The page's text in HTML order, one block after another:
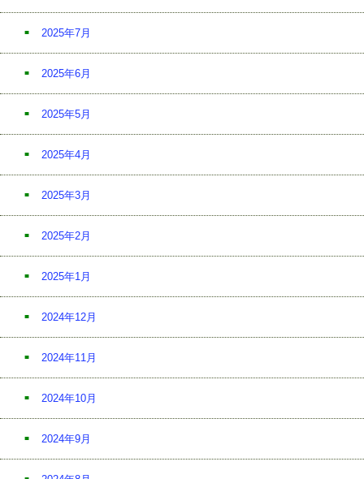
2025年7月
2025年6月
2025年5月
2025年4月
2025年3月
2025年2月
2025年1月
2024年12月
2024年11月
2024年10月
2024年9月